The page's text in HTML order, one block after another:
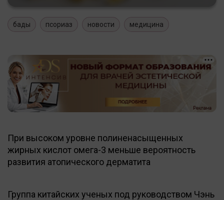
бады псориаз новости медицина
При высоком уровне полиненасыщенных
жирных кислот омега-3 меньше вероятность
развития атопического дерматита
Группа китайских ученых под руководством Чэнь